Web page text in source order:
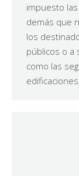
impuesto
demás que
los
públicos o a
como las